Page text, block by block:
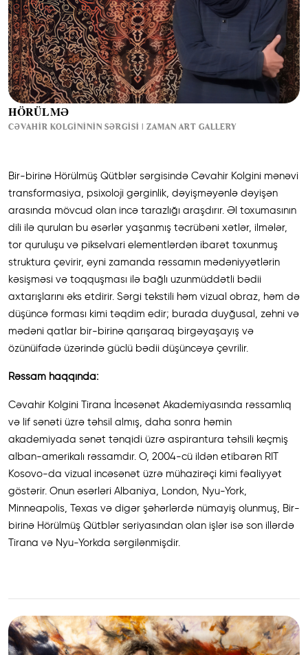
HÖRÜLMƏ
CƏVAHIR KOLGINININ SƏRGISI | ZAMAN ART GALLERY
Bir-birinə Hörülmüş Qütblər sərgisində Cəvahir Kolgini mənəvi
transformasiya, psixoloji gərginlik, dəyişməyənlə dəyişən
arasında mövcud olan incə tarazlığı araşdırır. Əl toxumasının
dili ilə qurulan bu əsərlər yaşanmış təcrübəni xətlər, ilmələr,
tor quruluşu və pikselvari elementlərdən ibarət toxunmuş
struktura çevirir, eyni zamanda rəssamın mədəniyyətlərin
kəsişməsi və toqquşması ilə bağlı uzunmüddətli bədii
axtarışlarını əks etdirir. Sərgi tekstili həm vizual obraz, həm də
düşüncə forması kimi təqdim edir; burada duyğusal, zehni və
mədəni qatlar bir-birinə qarışaraq birgəyaşayış və
özünüifadə üzərində güclü bədii düşüncəyə çevrilir.
Rəssam haqqında:
Cəvahir Kolgini Tirana İncəsənət Akademiyasında rəssamlıq
və lif sənəti üzrə təhsil almış, daha sonra həmin
akademiyada sənət tənqidi üzrə aspirantura təhsili keçmiş
alban-amerikalı rəssamdır. O, 2004-cü ildən etibarən RIT
Kosovo-da vizual incəsənət üzrə mühazirəçi kimi fəaliyyət
göstərir. Onun əsərləri Albaniya, London, Nyu-York,
Minneapolis, Texas və digər şəhərlərdə nümayiş olunmuş, Bir-
birinə Hörülmüş Qütblər seriyasından olan işlər isə son illərdə
Tirana və Nyu-Yorkda sərgilənmişdir.